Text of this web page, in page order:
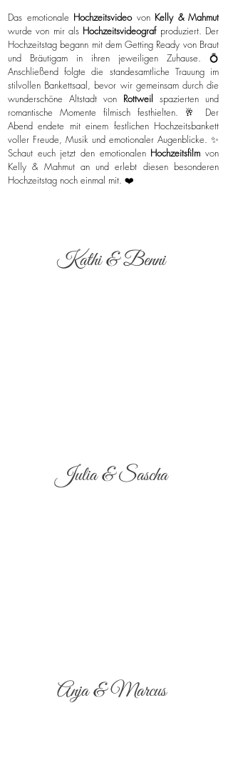
Das emotionale Hochzeitsvideovon Kelly & Mahmut
wurde von mir als Hochzeitsvideograf produziert. Der
Hochzeitstag begann mit dem Getting Ready von Braut
und Bräutigam in ihren jeweiligen Zuhause. 💍
Anschließend folgte die standesamtliche Trauung im
stilvollen Bankettsaal, bevor wir gemeinsam durch die
wunderschöne Altstadt von Rottweil spazierten und
romantische Momente filmisch festhielten. 🥂 Der
Abend endete mit einem festlichen Hochzeitsbankett
voller Freude, Musik und emotionaler Augenblicke. ✨
Schaut euch jetzt den emotionalen Hochzeitsfilmvon
Kelly & Mahmut an und erlebt diesen besonderen
Hochzeitstag noch einmal mit. ❤️
Kathi & Benni
Julia & Sascha
Anja & Marcus